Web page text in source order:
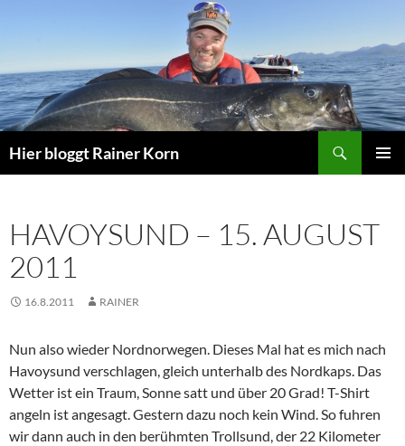
Hier bloggt Rainer Korn
HAVOYSUND – 15. AUGUST
2011
16.8.2011 RAINER
Nun also wieder Nordnorwegen. Dieses Mal hat es mich nach
Havoysund verschlagen, gleich unterhalb des Nordkaps. Das
Wetter ist ein Traum, Sonne satt und über 20 Grad! T-Shirt
angeln ist angesagt. Gestern dazu noch kein Wind. So fuhren
wir dann auch in den berühmten Trollsund, der 22 Kilometer